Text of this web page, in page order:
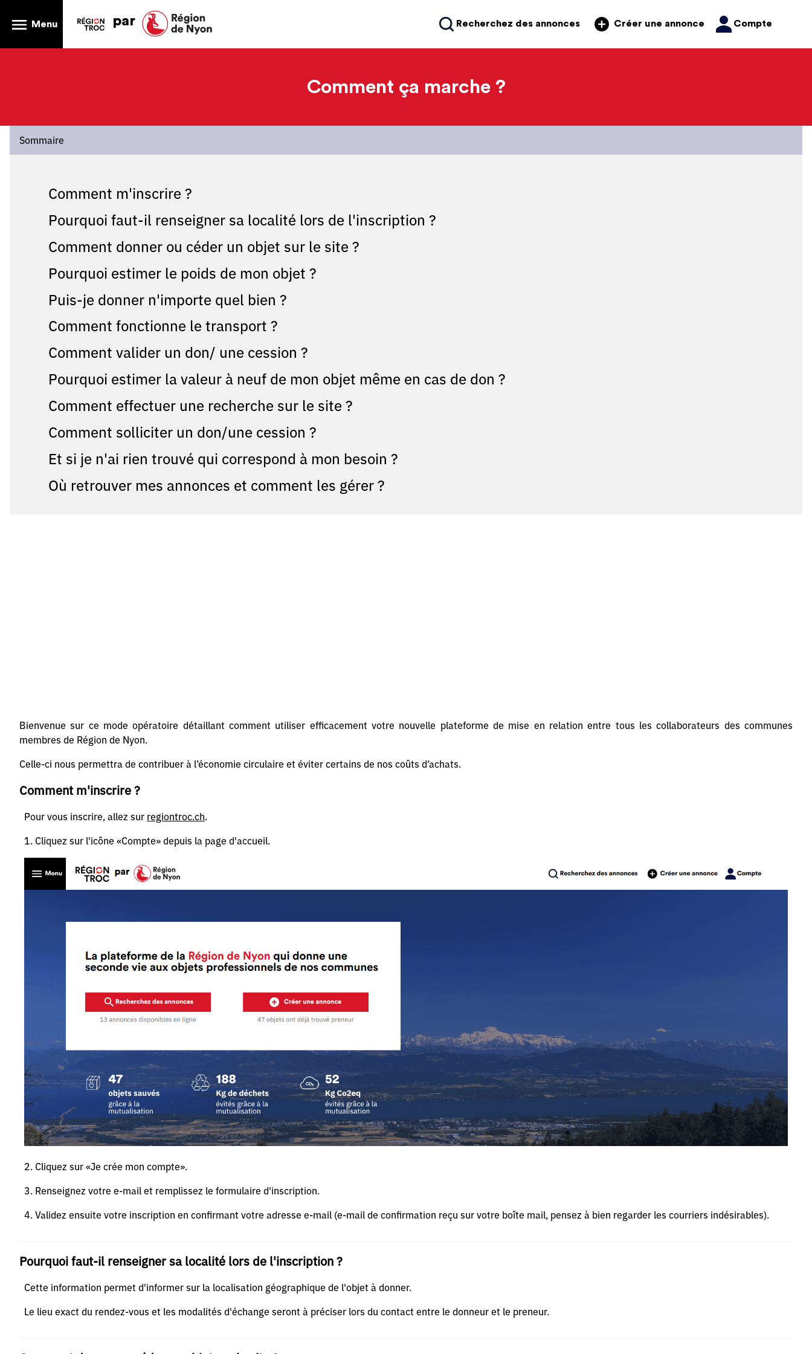
Menu par Recherchez des annonces Créer une annonce Compte
Comment ça marche ?
Sommaire
Comment m'inscrire ?
Pourquoi faut-il renseigner sa localité lors de l'inscription ?
Comment donner ou céder un objet sur le site ?
Pourquoi estimer le poids de mon objet ?
Puis-je donner n'importe quel bien ?
Comment fonctionne le transport ?
Comment valider un don/ une cession ?
Pourquoi estimer la valeur à neuf de mon objet même en cas de don ?
Comment effectuer une recherche sur le site ?
Comment solliciter un don/une cession ?
Et si je n'ai rien trouvé qui correspond à mon besoin ?
Où retrouver mes annonces et comment les gérer ?
Bienvenue sur ce mode opératoire détaillant comment utiliser efficacement votre nouvelle plateforme de mise en relation entre tous les collaborateurs des communes
membres de Région de Nyon.
Celle-ci nous permettra de contribuer à l’économie circulaire et éviter certains de nos coûts d’achats.
Comment m'inscrire ?
Pour vous inscrire, allez sur regiontroc.ch.
1. Cliquez sur l'icône «Compte» depuis la page d'accueil.
2. Cliquez sur «Je crée mon compte».
3. Renseignez votre e-mail et remplissez le formulaire d'inscription.
4. Validez ensuite votre inscription en confirmant votre adresse e-mail (e-mail de confirmation reçu sur votre boîte mail, pensez à bien regarder les courriers indésirables).
Pourquoi faut-il renseigner sa localité lors de l'inscription ?
Cette information permet d'informer sur la localisation géographique de l'objet à donner.
Le lieu exact du rendez-vous et les modalités d'échange seront à préciser lors du contact entre le donneur et le preneur.